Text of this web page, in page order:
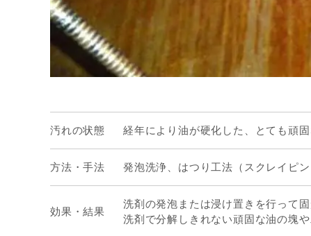
汚れの状態 経年により油が硬化した、とても頑
方法・手法 発泡洗浄、はつり工法（スクレイピン
効果・結果
洗剤の発泡または浸け置きを行って
洗剤で分解しきれない頑固な油の塊